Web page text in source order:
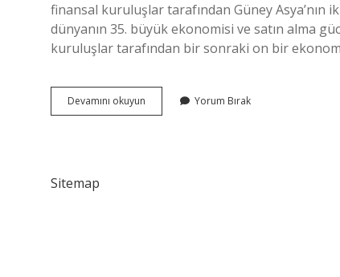
finansal kuruluşlar tarafından Güney
dünyanın 35. büyük ekonomisi ve satın alma
kuruluşlar tarafından bir sonraki on bir
Devamını okuyun Bangladeş
Fakir
Yorum Bırak
Sitemap